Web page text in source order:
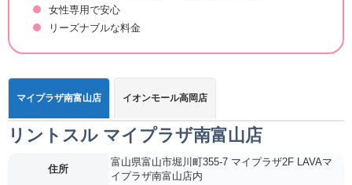
女性専用で安心
リーズナブルな料金
マイプラザ南富山店 イオンモール高岡店
リントスル マイプラザ南富山店
住所
富山県富山市堀川町355-7 マイプラザ2F LAVAマ
イプラザ南富山店内